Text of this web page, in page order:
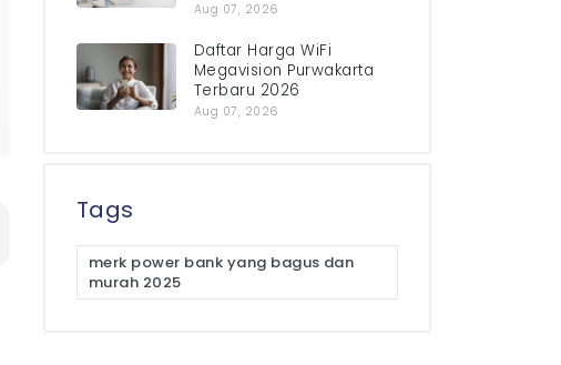
Aug 07, 2026
Daftar Harga WiFi
Megavision Purwakarta
Terbaru 2026
Aug 07, 2026
Tags
merk power bank yang bagus dan
murah 2025